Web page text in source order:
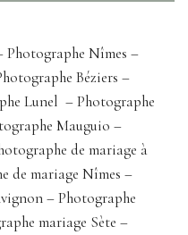
Photographe Nîmes –
Béziers –
Lunel –Photographe
Mauguio –
de mariage à
de mariage Nîmes –
–Photographe
mariage Sète –